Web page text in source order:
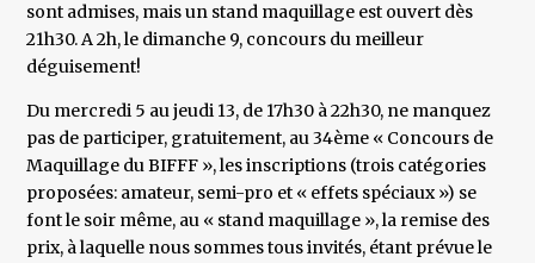
sont admises, mais un stand maquillage est ouvert dès
21h30. A 2h, le dimanche 9, concours du meilleur
déguisement!
Du mercredi 5 au jeudi 13, de 17h30 à 22h30, ne manquez
pas de participer, gratuitement, au 34ème « Concours de
Maquillage du BIFFF », les inscriptions (trois catégories
proposées: amateur, semi-pro et « effets spéciaux ») se
font le soir même, au « stand maquillage », la remise des
prix, à laquelle nous sommes tous invités, étant prévue le